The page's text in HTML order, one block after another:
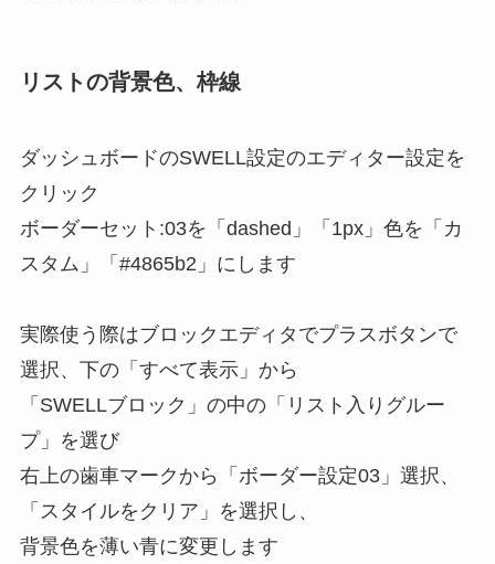
リストの背景色、枠線
ダッシュボードのSWELL設定のエディター設定を
クリック
ボーダーセット:03を「dashed」「1px」色を「カ
スタム」「#4865b2」にします
実際使う際はブロックエディタでプラスボタンで
選択、下の「すべて表示」から
「SWELLブロック」の中の「リスト入りグルー
プ」を選び
右上の歯車マークから「ボーダー設定03」選択、
「スタイルをクリア」を選択し、
背景色を薄い青に変更します